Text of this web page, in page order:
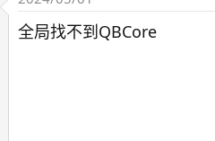
全局找不到QBCore